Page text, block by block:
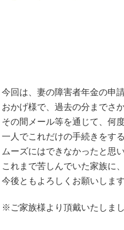
今回は、妻の障害者年金の申
おかげ様で、過去の分までさ
その間メール等を通じて、何
一人でこれだけの手続きをす
ムーズにはできなかったと思い
これまで苦しんでいた家族に
今後ともよろしくお願いします
※ご家族様より頂戴いたしまし